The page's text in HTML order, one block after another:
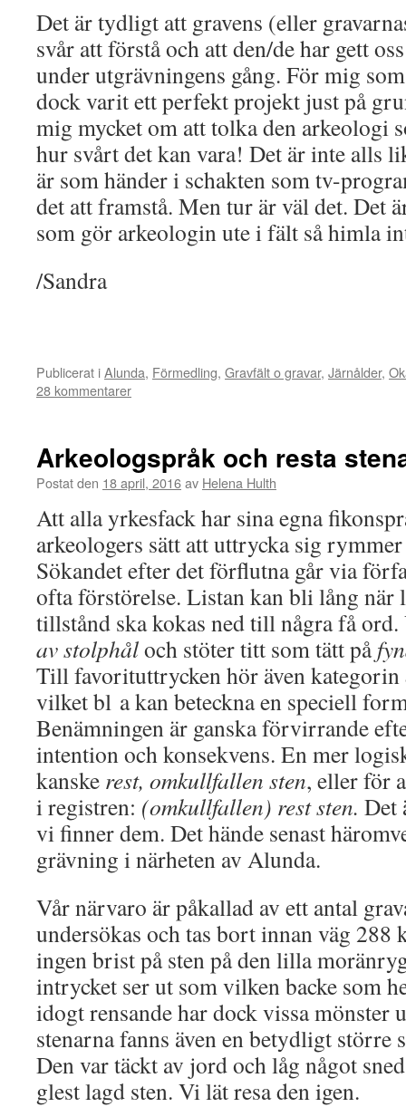
Det är tydligt att gravens (eller
svår att förstå och att den/de har gett
under utgrävningens gång. För mig
dock varit ett perfekt projekt just på
mig mycket om att tolka den arkeologi
hur svårt det kan vara! Det är inte alls
är som händer i schakten som tv-
det att framstå. Men tur är väl det. Det
som gör arkeologin ute i fält så himla
/Sandra
Publicerat iAlunda, Förmedling, Gravfält o gravar, Järnålder,
28 kommentarer
Arkeologspråk och resta
Postat den 18 april, 2016av Helena Hulth
Att alla yrkesfack har sina egna
arkeologers sätt att uttrycka sig rymmer
Sökandet efter det förflutna går via
ofta förstörelse. Listan kan bli lång när
tillstånd ska kokas ned till några få
av stolphåloch stöter titt som tätt på
Till favorituttrycken hör även kategorin
vilket bl a kan beteckna en speciell
Benämningen är ganska förvirrande
intention och konsekvens. En mer
kanske rest, omkullfallen sten, eller för
i registren: (omkullfallen) rest sten. Det
vi finner dem. Det hände senast
grävning i närheten av Alunda.
Vår närvaro är påkallad av ett antal
undersökas och tas bort innan väg 288
ingen brist på sten på den lilla
intrycket ser ut som vilken backe som
idogt rensande har dock vissa mönster
stenarna fanns även en betydligt större
Den var täckt av jord och låg något
glest lagd sten. Vi lät resa den igen.